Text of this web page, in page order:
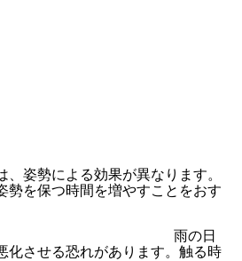
姿勢による効果が異なります。
勢を保つ時間を増やすことをおす
ょう 雨の日
化させる恐れがあります。触る時